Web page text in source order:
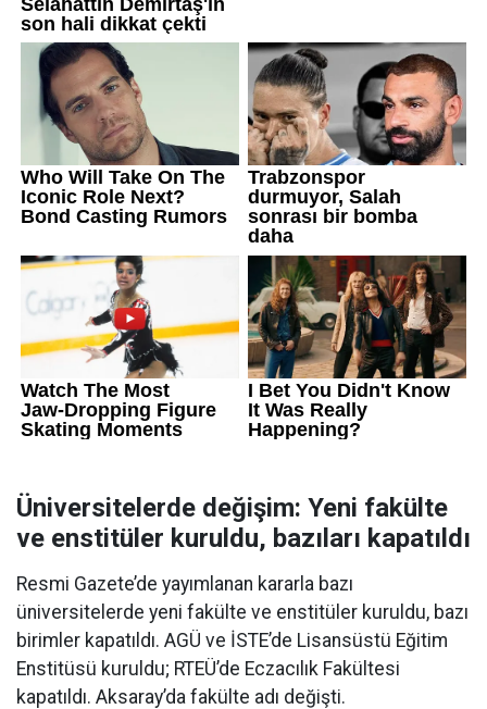
Üniversitelerde değişim: Yeni fakülte
ve enstitüler kuruldu, bazıları kapatıldı
Resmi Gazete’de yayımlanan kararla bazı
üniversitelerde yeni fakülte ve enstitüler kuruldu, bazı
birimler kapatıldı. AGÜ ve İSTE’de Lisansüstü Eğitim
Enstitüsü kuruldu; RTEÜ’de Eczacılık Fakültesi
kapatıldı. Aksaray’da fakülte adı değişti.